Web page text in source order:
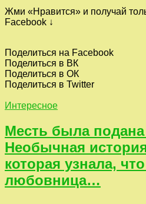
Жми «Нравится» и получай
Facebook ↓
Поделиться на Facebook
Поделиться в ВК
Поделиться в ОК
Поделиться в Twitter
Интересное
Месть была
Необычная
которая узнала,
любовница…